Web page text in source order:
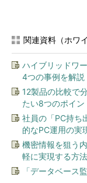
関連資料（ホワ
ハイブリッドワ
4つの事例を解説
12製品の比較で
たい8つのポイン
社員の「PC持ち
的なPC運用の実
機密情報を狙う
軽に実現する方法
「データベース